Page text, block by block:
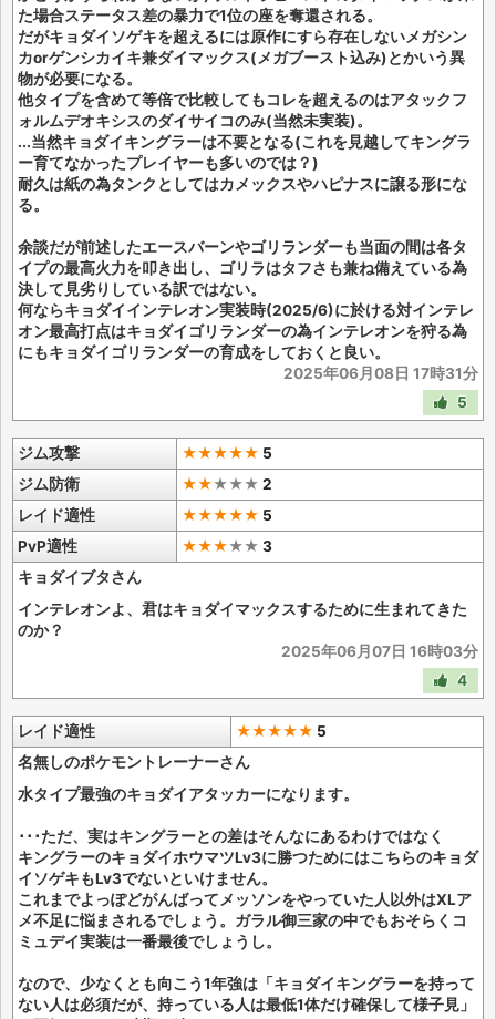
た場合ステータス差の暴力で1位の座を奪還される。
だがキョダイソゲキを超えるには原作にすら存在しないメガシン
カorゲンシカイキ兼ダイマックス(メガブースト込み)とかいう異
物が必要になる。
他タイプを含めて等倍で比較してもコレを超えるのはアタックフ
ォルムデオキシスのダイサイコのみ(当然未実装)。
...当然キョダイキングラーは不要となる(これを見越してキングラ
ー育てなかったプレイヤーも多いのでは？)
耐久は紙の為タンクとしてはカメックスやハピナスに譲る形にな
る。
余談だが前述したエースバーンやゴリランダーも当面の間は各タ
イプの最高火力を叩き出し、ゴリラはタフさも兼ね備えている為
決して見劣りしている訳ではない。
何ならキョダイインテレオン実装時(2025/6)に於ける対インテレ
オン最高打点はキョダイゴリランダーの為インテレオンを狩る為
にもキョダイゴリランダーの育成をしておくと良い。
2025年06月08日 17時31分
5
ジム攻撃 ★★★★★ 5
ジム防衛
★★★★★ 2
レイド適性
★★★★★ 5
PvP適性
★★★★★ 3
キョダイブタさん
インテレオンよ、君はキョダイマックスするために生まれてきた
のか？
2025年06月07日 16時03分
4
レイド適性 ★★★★★ 5
名無しのポケモントレーナーさん
水タイプ最強のキョダイアタッカーになります。
･･･ただ、実はキングラーとの差はそんなにあるわけではなく
キングラーのキョダイホウマツLv3に勝つためにはこちらのキョダ
イソゲキもLv3でないといけません。
これまでよっぽどがんばってメッソンをやっていた人以外はXLア
メ不足に悩まされるでしょう。ガラル御三家の中でもおそらくコ
ミュデイ実装は一番最後でしょうし。
なので、少なくとも向こう1年強は「キョダイキングラーを持って
ない人は必須だが、持っている人は最低1体だけ確保して様子見」